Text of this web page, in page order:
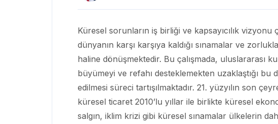
Küresel sorunların iş birliği ve kapsayıcılık
dünyanın karşı karşıya kaldığı sınamalar ve
haline dönüşmektedir. Bu çalışmada, uluslararası
büyümeyi ve refahı desteklemekten uzaklaştığı
edilmesi süreci tartışılmaktadır. 21. yüzyılın son
küresel ticaret 2010’lu yıllar ile birlikte küresel
salgın, iklim krizi gibi küresel sınamalar ülkelerin